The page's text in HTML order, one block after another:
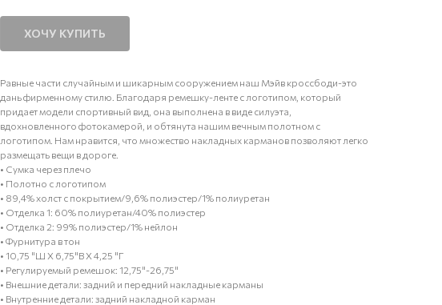
ХОЧУ КУПИТЬ
Равные части случайным и шикарным сооружением наш Мэйв кроссбоди-это
дань фирменному стилю. Благодаря ремешку-ленте с логотипом, который
придает модели спортивный вид, она выполнена в виде силуэта,
вдохновленного фотокамерой, и обтянута нашим вечным полотном с
логотипом. Нам нравится, что множество накладных карманов позволяют легко
размещать вещи в дороге.
• Сумка через плечо
• Полотно с логотипом
• 89,4% холст с покрытием/9,6% полиэстер/1% полиуретан
• Отделка 1: 60% полиуретан/40% полиэстер
• Отделка 2: 99% полиэстер/1% нейлон
• Фурнитура в тон
• 10,75 "Ш X 6,75"В X 4,25 "Г
• Регулируемый ремешок: 12,75"-26,75"
• Внешние детали: задний и передний накладные карманы
• Внутренние детали: задний накладной карман